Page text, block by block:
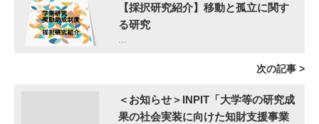
【採択研究紹介】移動と孤立に関す
る研究
次の記事 >
＜お知らせ＞INPIT「大学等の研究成
果の社会実装に向けた知財支援事業